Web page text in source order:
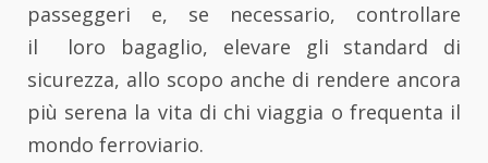
passeggeri e, se necessario, controllare
il loro bagaglio, elevare gli standard di
sicurezza, allo scopo anche di rendere ancora
più serena la vita di chi viaggia o frequenta il
mondo ferroviario.